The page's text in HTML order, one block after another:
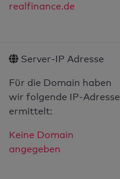
realfinance.de
Server-IP Adresse
Für die Domain haben
wir folgende IP-Adresse
ermittelt:
Keine Domain
angegeben